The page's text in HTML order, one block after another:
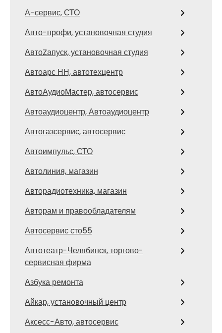
А-сервис, СТО
Авто-профи, установочная студия
АвтоZапуск, установочная студия
Автоарс НН, автотехцентр
АвтоАудиоМастер, автосервис
Автоаудиоцентр, Автоаудиоцентр
Автогазсервис, автосервис
Автоимпульс, СТО
Автолиния, магазин
Авторадиотехника, магазин
Авторам и правообладателям
Автосервис сто55
Автотеатр-Челябинск, торгово-
сервисная фирма
Азбука ремонта
Айкар, установочный центр
Аксесс-Авто, автосервис